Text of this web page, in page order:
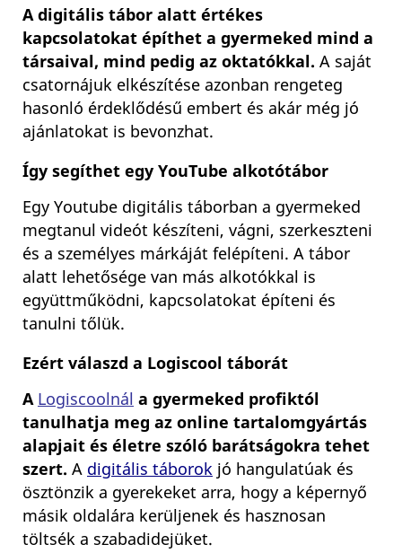
A digitális tábor alatt értékes
kapcsolatokat építhet a gyermeked mind a
társaival, mind pedig az oktatókkal. A saját
csatornájuk elkészítése azonban rengeteg
hasonló érdeklődésű embert és akár még jó
ajánlatokat is bevonzhat.
Így segíthet egy YouTube alkotótábor
Egy Youtube digitális táborban a gyermeked
megtanul videót készíteni, vágni, szerkeszteni
és a személyes márkáját felépíteni. A tábor
alatt lehetősége van más alkotókkal is
együttműködni, kapcsolatokat építeni és
tanulni tőlük.
Ezért válaszd a Logiscool táborát
ALogiscoolnál a gyermeked profiktól
tanulhatja meg az online tartalomgyártás
alapjait és életre szóló barátságokra tehet
szert. A digitális táborok jó hangulatúak és
ösztönzik a gyerekeket arra, hogy a képernyő
másik oldalára kerüljenek és hasznosan
töltsék a szabadidejüket.